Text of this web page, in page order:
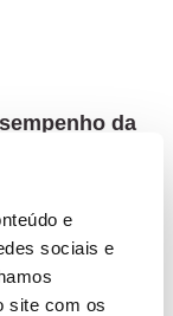
e
sociais e
site com os
da